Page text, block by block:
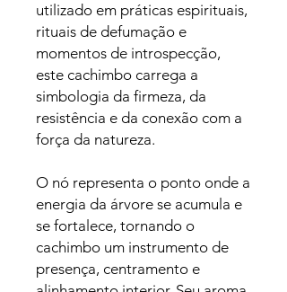
utilizado em práticas espirituais,
rituais de defumação e
momentos de introspecção,
este cachimbo carrega a
simbologia da firmeza, da
resistência e da conexão com a
força da natureza.
O nó representa o ponto onde a
energia da árvore se acumula e
se fortalece, tornando o
cachimbo um instrumento de
presença, centramento e